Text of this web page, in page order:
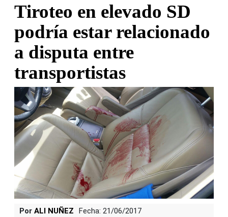
Tiroteo en elevado SD
podría estar relacionado
a disputa entre
transportistas
Por ALI NUÑEZ
Fecha: 21/06/2017